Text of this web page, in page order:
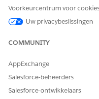
Sla de nieuwe stroom
Laat ons weten wat we
Voorkeurcentrum voor cookies
Uw privacybeslissingen
COMMUNITY
AppExchange
Salesforce-beheerders
Salesforce-ontwikkelaars